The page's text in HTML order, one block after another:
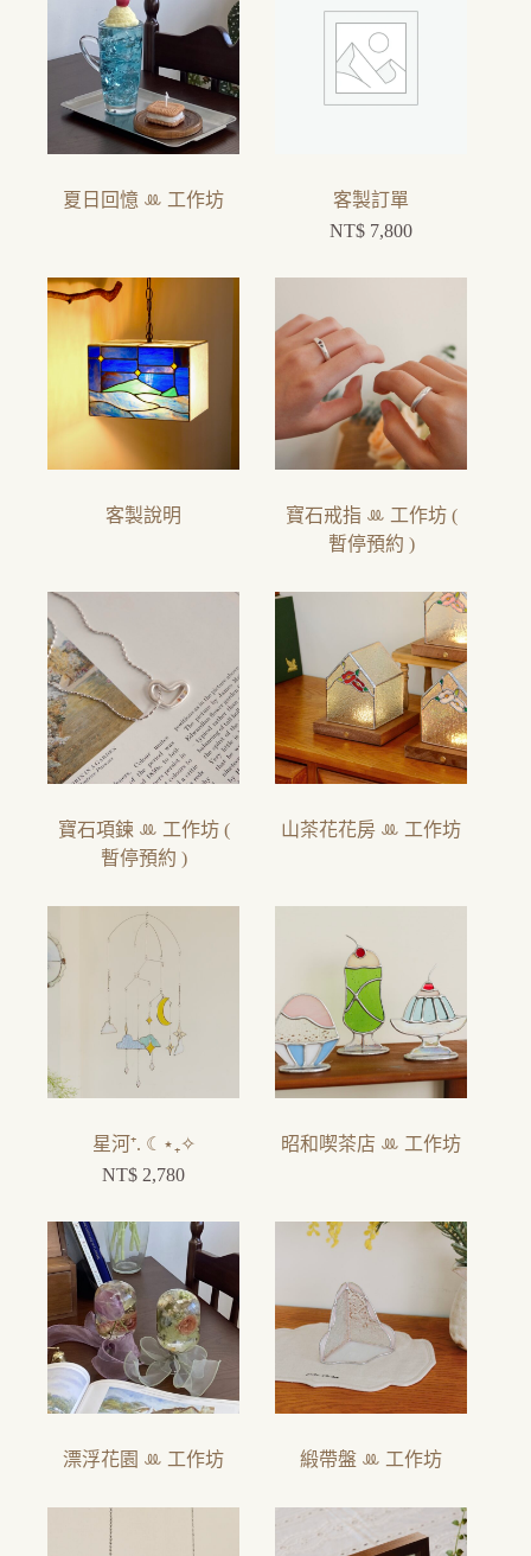
夏日回憶 ꔛ 工作坊
客製訂單
NT$ 7,800
客製說明
寶石戒指 ꔛ 工作坊 (
暫停預約 )
寶石項鍊 ꔛ 工作坊 (
暫停預約 )
山茶花花房 ꔛ 工作坊
星河⁺. ☾⋆₊✧
NT$ 2,780
昭和喫茶店 ꔛ 工作坊
漂浮花園 ꔛ 工作坊 緞帶盤 ꔛ 工作坊